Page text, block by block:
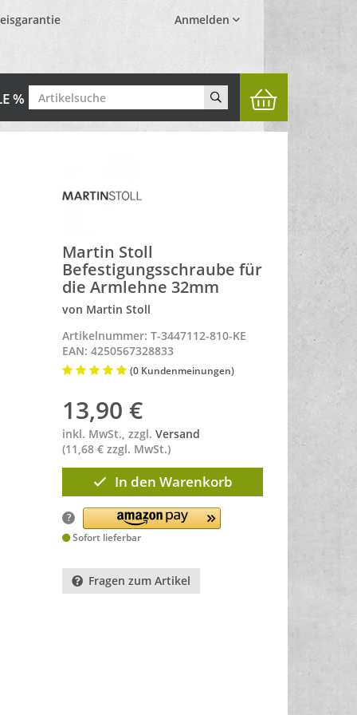
Anmelden
%
Martin Stoll
Befestigungsschraube für
die Armlehne 32mm
von Martin Stoll
Artikelnummer: T-3447112-810-KE
EAN: 4250567328833
(0 Kundenmeinungen)
13,90 €
inkl. MwSt., zzgl.Versand
(11,68 € zzgl. MwSt.)
In den Warenkorb
?
Sofort lieferbar
Fragen zum Artikel